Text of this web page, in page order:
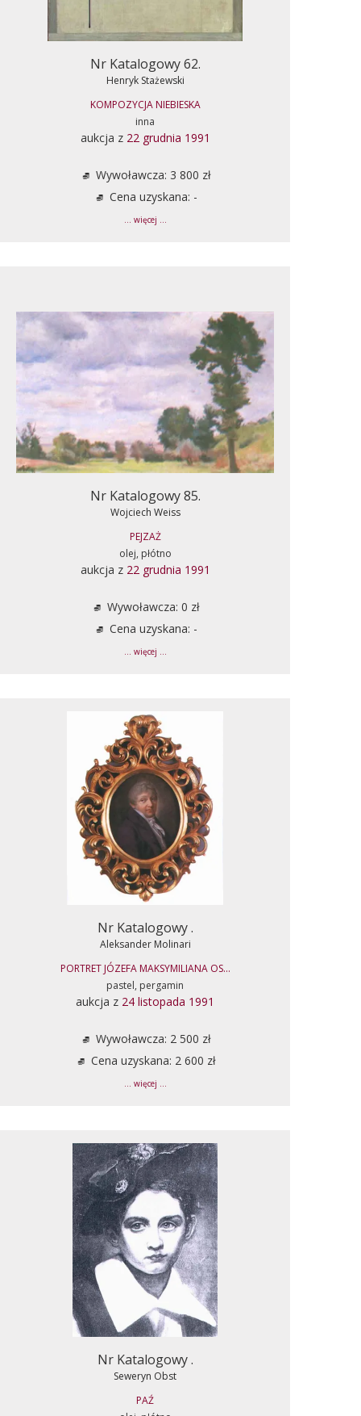
Nr Katalogowy 62.
Henryk Stażewski
KOMPOZYCJA NIEBIESKA
inna
aukcja z 22 grudnia 1991
Wywoławcza: 3 800 zł
Cena uzyskana: -
... więcej ...
Nr Katalogowy 85.
Wojciech Weiss
PEJZAŻ
olej, płótno
aukcja z 22 grudnia 1991
Wywoławcza: 0 zł
Cena uzyskana: -
... więcej ...
Nr Katalogowy .
Aleksander Molinari
PORTRET JÓZEFA MAKSYMILIANA OS...
pastel, pergamin
aukcja z 24 listopada 1991
Wywoławcza: 2 500 zł
Cena uzyskana: 2 600 zł
... więcej ...
Nr Katalogowy .
Seweryn Obst
PAŹ